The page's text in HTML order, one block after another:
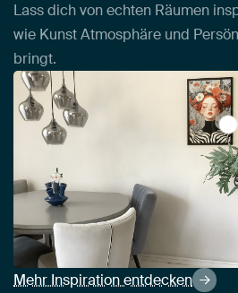
Lass dich von echten Räumen
wie Kunst Atmosphäre und
bringt.
Mehr Inspiration entdecken